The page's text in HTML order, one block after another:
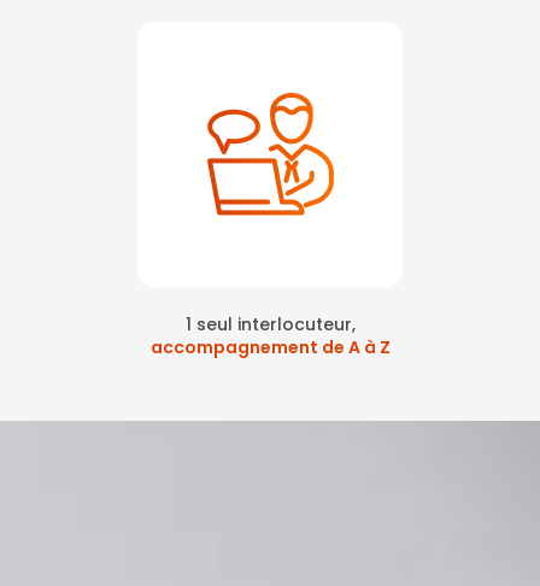
1 seul interlocuteur,
accompagnement de A à Z